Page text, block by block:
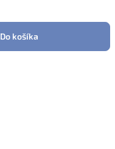
Do košíka